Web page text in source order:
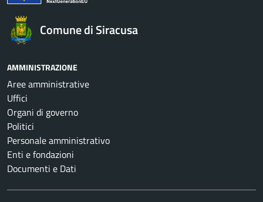
Comune di Siracusa
AMMINISTRAZIONE
Aree amministrative
Uffici
Organi di governo
Politici
Personale amministrativo
Enti e fondazioni
Documenti e Dati